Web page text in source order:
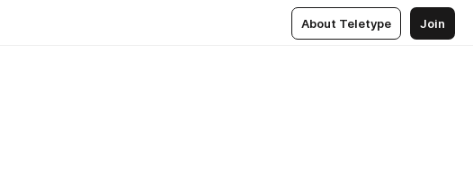
About Teletype Join